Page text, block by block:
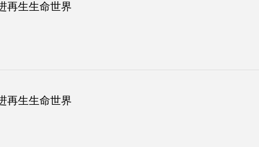
再生生命世界
再生生命世界